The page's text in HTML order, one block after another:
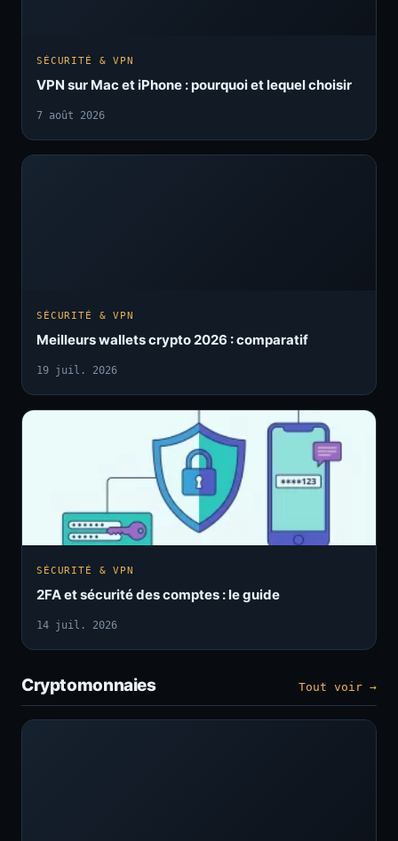
SÉCURITÉ & VPN
VPN sur Mac et iPhone : pourquoi et lequel choisir
7 août 2026
SÉCURITÉ & VPN
Meilleurs wallets crypto 2026 : comparatif
19 juil. 2026
SÉCURITÉ & VPN
2FA et sécurité des comptes : le guide
14 juil. 2026
Cryptomonnaies Tout voir →